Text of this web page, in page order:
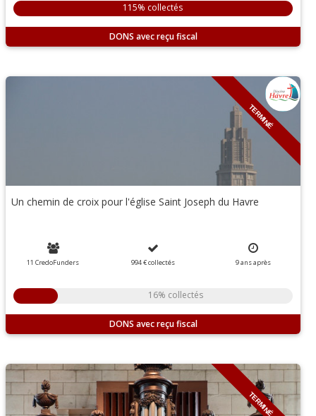
115% collectés
DONS
TERMINÉ
Un chemin de croix pour l'église Saint Joseph du Havre
11 CredoFunders 994 €collectés 9ansaprès
16% collectés
DONS
TERMINÉ